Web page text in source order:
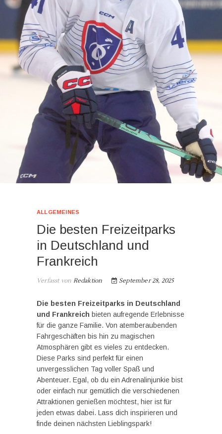
ALLGEMEINES
Die besten Freizeitparks
in Deutschland und
Frankreich
Verfasst von Redaktion September 28, 2025
Die besten Freizeitparks in Deutschland
und Frankreich bieten aufregende Erlebnisse
für die ganze Familie. Von atemberaubenden
Fahrgeschäften bis hin zu magischen
Atmosphären gibt es vieles zu entdecken.
Diese Parks sind perfekt für einen
unvergesslichen Tag voller Spaß und
Abenteuer. Egal, ob du ein Adrenalinjunkie bist
oder einfach nur gemütlich die verschiedenen
Attraktionen genießen möchtest, hier ist für
jeden etwas dabei. Lass dich inspirieren und
finde deinen nächsten Lieblingspark!